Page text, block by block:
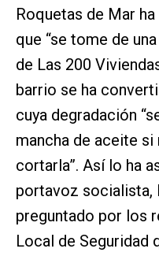
Roquetas de Mar
que “se tome de
de Las 200
barrio se ha
cuya degradación
mancha de aceite
cortarla”. Así lo ha
portavoz socialista,
preguntado por los
Local de Seguridad